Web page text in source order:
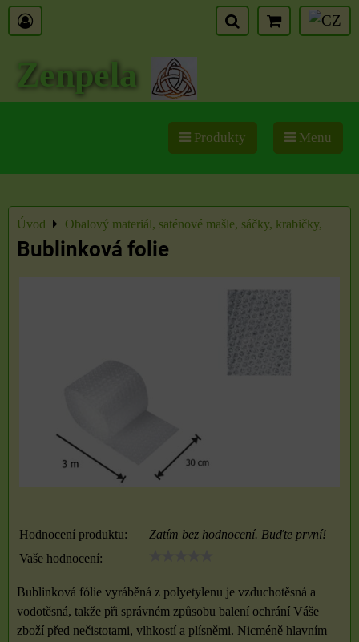
Zenpela
Produkty Menu
Úvod Obalový materiál, saténové mašle, sáčky, krabičky,
Bublinková folie
Hodnocení produktu:
Zatím bez hodnocení. Buďte první!
Vaše hodnocení:
Bublinková fólie vyráběná z polyetylenu je vzduchotěsná a
vodotěsná, takže při správném způsobu balení ochrání Váše
zboží před nečistotami, vlhkostí a plísněmi. Nicméně hlavním